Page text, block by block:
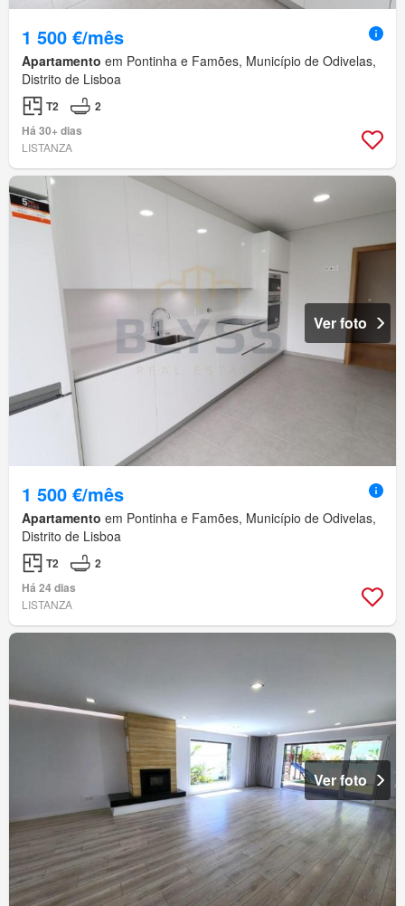
1 500 €/mês
Apartamento em Pontinha e Famões, Município de Odivelas,
Distrito de Lisboa
T2
2
Há 30+ dias
LISTANZA
Ver foto
1 500 €/mês
Apartamento em Pontinha e Famões, Município de Odivelas,
Distrito de Lisboa
T2
2
Há 24 dias
LISTANZA
Ver foto